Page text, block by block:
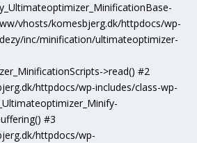
vhosts/komesbjerg.dk/httpdocs/wp-
inc/minification/ultimateoptimizer-
>read() #2
httpdocs/wp-includes/class-wp-
#3
httpdocs/wp-